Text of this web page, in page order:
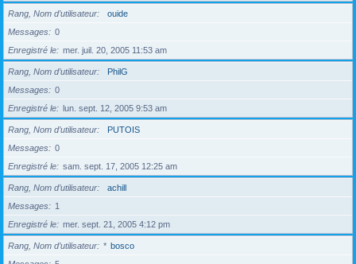
Rang, Nom d’utilisateur
ouide
Messages
0
Enregistré le
mer. juil. 20, 2005 11:53 am
Rang, Nom d’utilisateur
PhilG
Messages
0
Enregistré le
lun. sept. 12, 2005 9:53 am
Rang, Nom d’utilisateur
PUTOIS
Messages
0
Enregistré le
sam. sept. 17, 2005 12:25 am
Rang, Nom d’utilisateur
achill
Messages
1
Enregistré le
mer. sept. 21, 2005 4:12 pm
Rang, Nom d’utilisateur * bosco